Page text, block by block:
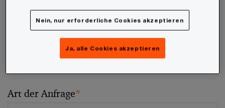
Welches unter den weltweiten Mitgliedsfirmen
soll Ihre Anfrage beantworten?
Art der Anfrage*
Nein, nur erforderliche Cookies akzeptieren
Ja, alle Cookies akzeptieren